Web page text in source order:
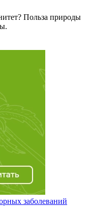
Польза природы
заболеваний